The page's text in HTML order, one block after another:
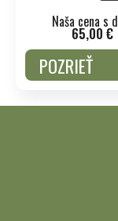
Naša cena s
65,00 €
POZRIEŤ